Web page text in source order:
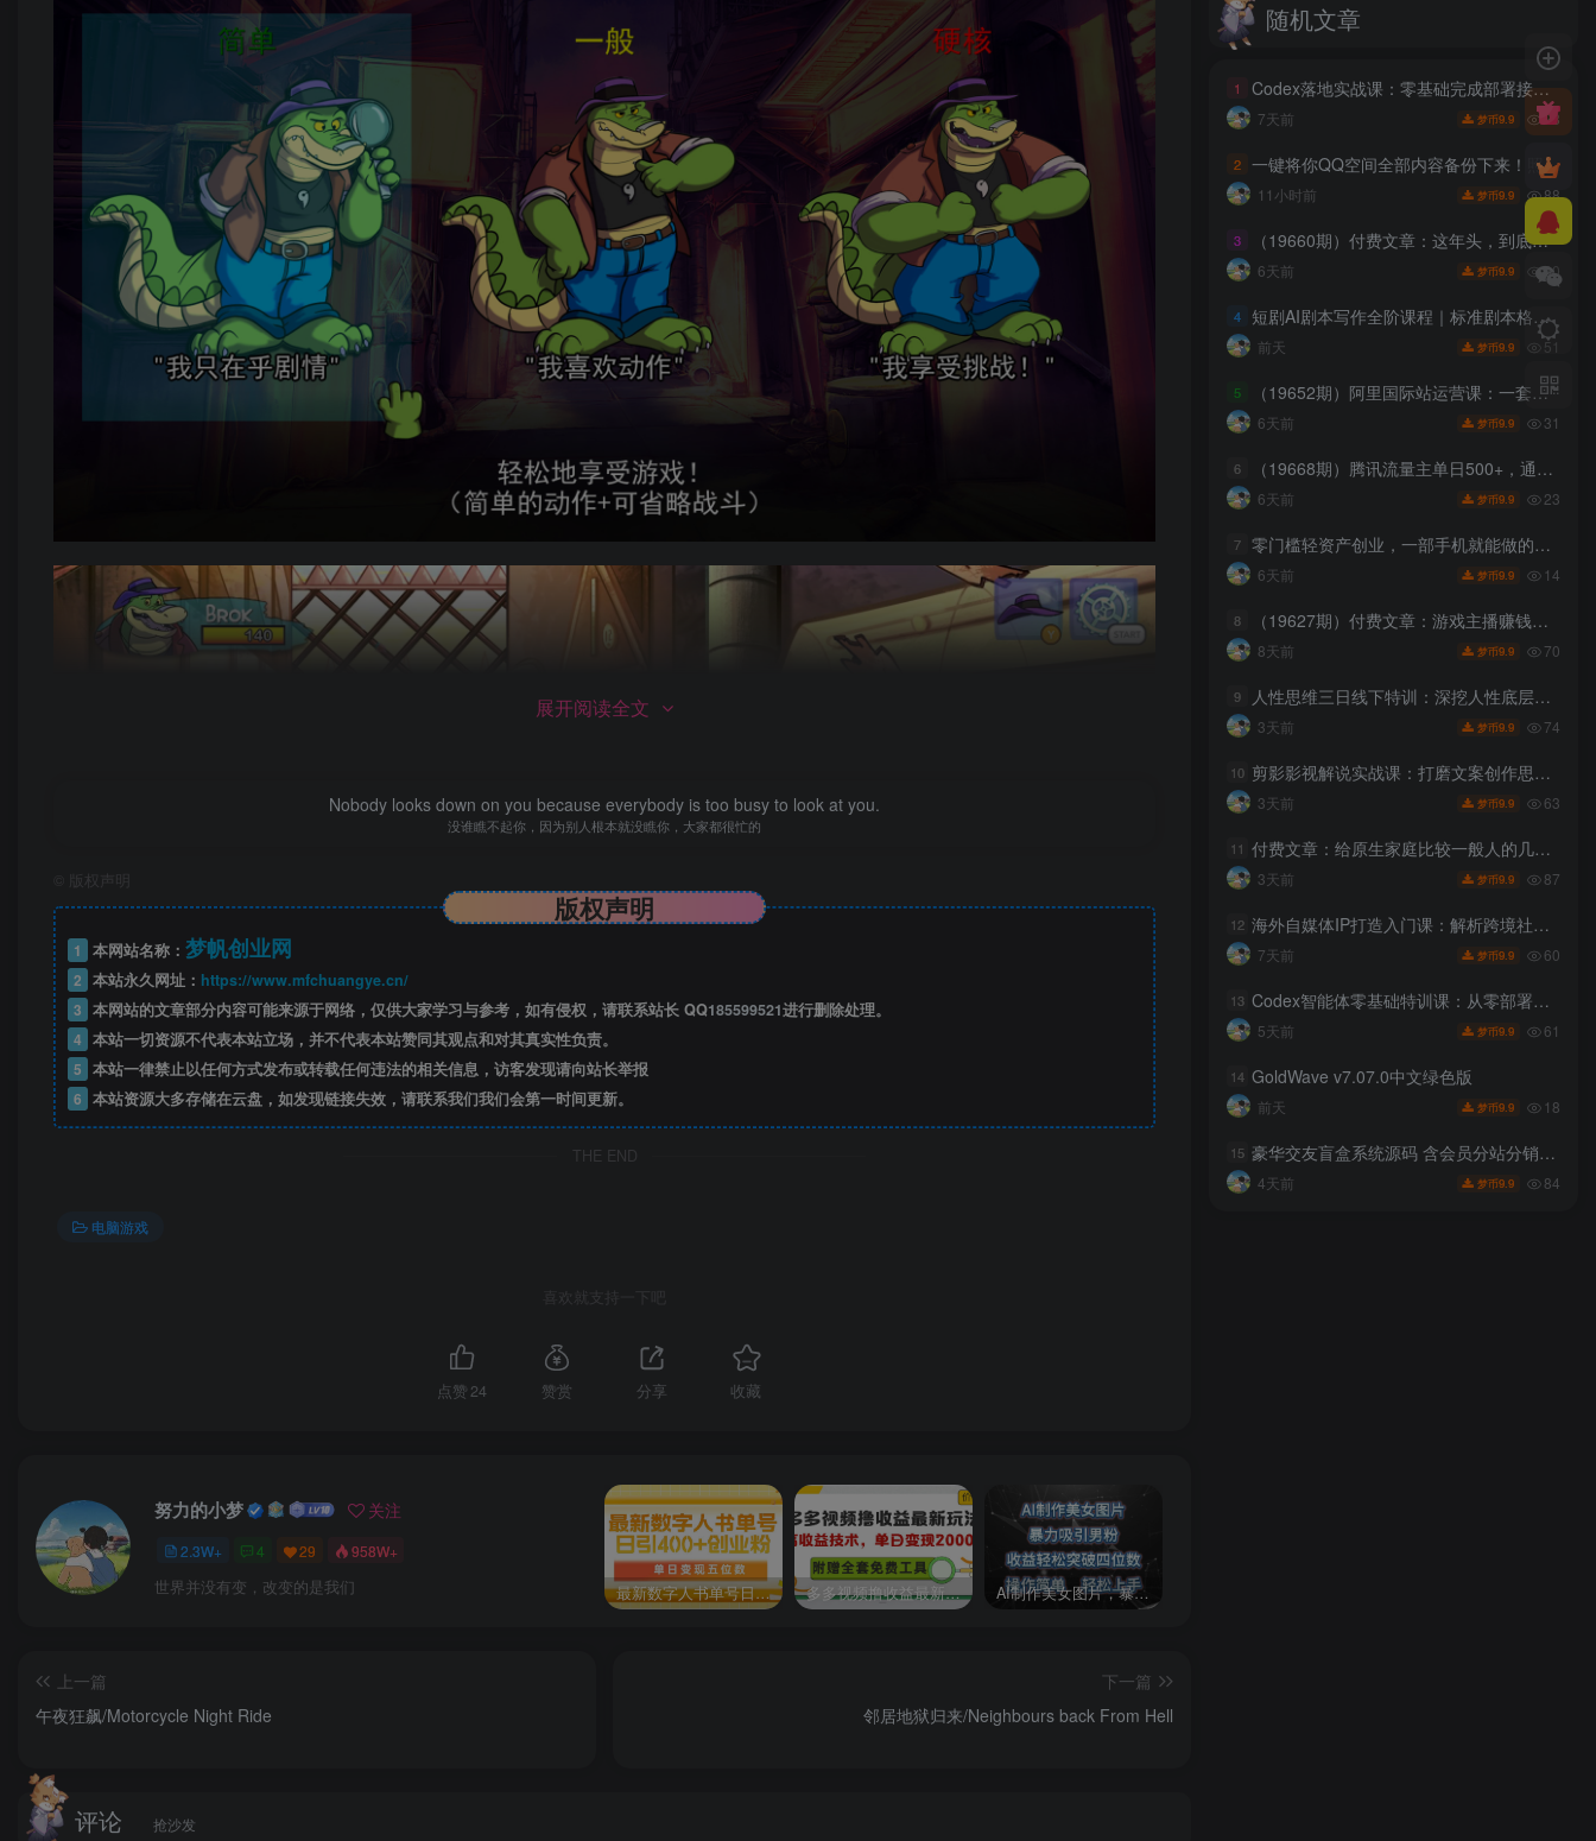
展开阅读全文
Nobody looks down on you because everybody is too busy to look at you.
没谁瞧不起你，因为别人根本就没瞧你，大家都很忙的
版权声明
版权声明
1 本网站名称： 梦帆创业网
2 本站永久网址： https://www.mfchuangye.cn/
3 本网站的文章部分内容可能来源于网络，仅供大家学习与参考，如有侵权，请联系站长 QQ185599521进行删除处理。
4 本站一切资源不代表本站立场，并不代表本站赞同其观点和对其真实性负责。
5 本站一律禁止以任何方式发布或转载任何违法的相关信息，访客发现请向站长举报
6 本站资源大多存储在云盘，如发现链接失效，请联系我们我们会第一时间更新。
THE END
电脑游戏
喜欢就支持一下吧
点赞24 赞赏 分享 收藏
努力的小梦 关注
2.3W+ 4 29 958W+
世界并没有变，改变的是我们 最新数字人书单号日400+创业粉，单日变现五位数，市面卖5980附软件和详… 多多视频撸收益最新玩法，高收益技术，单日变现2000+，附赠全套技术资料 AI制作美女图片，暴力吸引男粉，收益轻松突破四位数，操作简单 上手难度低
上一篇
午夜狂飙/Motorcycle Night Ride
下一篇
邻居地狱归来/Neighbours back From Hell
评论 抢沙发
随机文章
1 Codex落地实战课：零基础完成部署接入，活用任务规划拓展办公创作能力
7天前 梦币9.9 28
2 一键将你QQ空间全部内容备份下来！照片/视频/动态信息全存本地，Github最新开源项目QzoneArchive
11小时前 梦币9.9 88
3 （19660期）付费文章：这年头，到底该怎么赚钱？普通人破局指南！
6天前 梦币9.9 30
4 短剧AI剧本写作全阶课程｜标准剧本格式、AI写剧指令、投稿过稿技巧、网文改编、主线剧情把控、审稿避坑全套实操教学
前天 梦币9.9 51
5 （19652期）阿里国际站运营课：一套基于AI与2026新算法的阿里国际站全链路精细化运营SOP与方法论(更新)
6天前 梦币9.9 31
6 （19668期）腾讯流量主单日500+，通过搭建实用工具类小程序，达到稳定躺赚腾讯广告收益
6天前 梦币9.9 23
7 零门槛轻资产创业，一部手机就能做的网盘拉新“神级赛道”玩法，简单粗暴月入10000+
6天前 梦币9.9 14
8 （19627期）付费文章：游戏主播赚钱的6种盈利模式，一小时怎么也能赚50-200元
8天前 梦币9.9 70
9 人性思维三日线下特训：深挖人性底层规律，识人设防、布局变现抓流量风口
3天前 梦币9.9 74
10 剪影影视解说实战课：打磨文案创作思路，熟练配音处理手法，快速上手解说制作
3天前 梦币9.9 63
11 付费文章：给原生家庭比较一般人的几点建议
3天前 梦币9.9 87
12 海外自媒体IP打造入门课：解析跨境社媒运营逻辑，零基础搭建全球个人流量资产
7天前 梦币9.9 60
13 Codex智能体零基础特训课：从零部署模型接入工具，搭建AI自动化高效办公工作流
5天前 梦币9.9 61
14 GoldWave v7.07.0中文绿色版
前天 梦币9.9 18
15 豪华交友盲盒系统源码 含会员分站分销系统 可易支付
4天前 梦币9.9 84